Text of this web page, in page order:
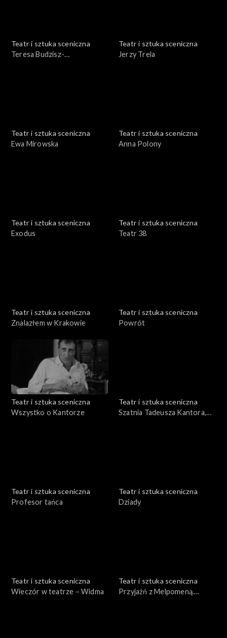
Teatr i sztuka sceniczna
Teresa Budzisz-
Teatr i sztuka sceniczna
Jerzy Trela
Teatr i sztuka sceniczna
Ewa Mirowska
Teatr i sztuka sceniczna
Anna Polony
Teatr i sztuka sceniczna
Exodus
Teatr i sztuka sceniczna
Teatr 38
Teatr i sztuka sceniczna
Znalazłem w Krakowie
Teatr i sztuka sceniczna
Powrót
Teatr i sztuka sceniczna
Wszystko o Kantorze
Teatr i sztuka sceniczna
Szatnia Tadeusza Kantora,
Teatr i sztuka sceniczna
Profesor tańca
Teatr i sztuka sceniczna
Dziady
Teatr i sztuka sceniczna
Wieczór w teatrze – Widma
Teatr i sztuka sceniczna
Przyjaźń z Melpomeną.